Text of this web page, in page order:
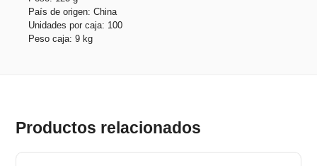
País de origen: China
Unidades por caja: 100
Peso caja: 9 kg
Productos relacionados